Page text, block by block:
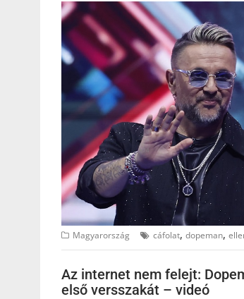
Magyarország cáfolat, dopeman,
Az internet nem felejt:
első versszakát – videó